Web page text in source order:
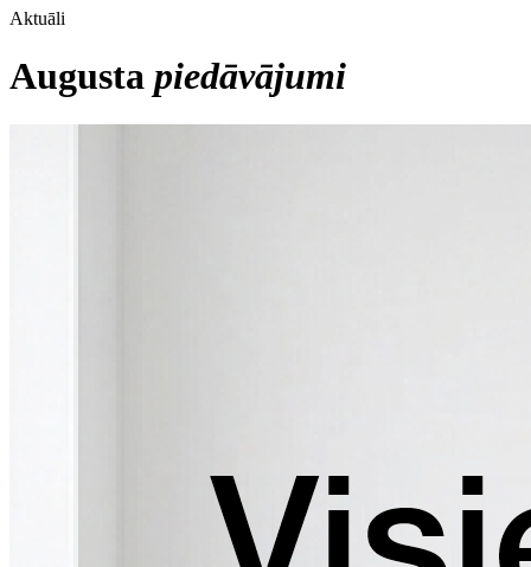
Aktuāli
Augusta piedāvājumi